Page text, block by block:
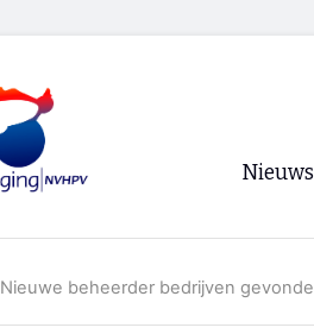
Nieuws
Nieuwe beheerder bedrijven